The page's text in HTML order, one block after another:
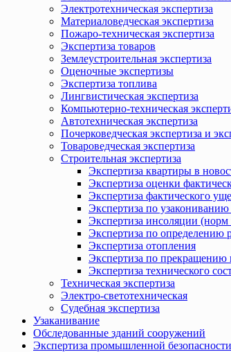
Электротехническая экспертиза
Материаловедческая экспертиза
Пожаро-техническая экспертиза
Экспертиза товаров
Землеустроительная экспертиза
Оценочные экспертизы
Экспертиза топлива
Лингвистическая экспертиза
Компьютерно-техническая
Автотехническая экспертиза
Почерковедческая экспертиза и
Товароведческая экспертиза
Строительная экспертиза
Экспертиза квартиры в
Экспертиза оценки
Экспертиза фактического
Экспертиза по
Экспертиза инсоляции
Экспертиза по определению
Экспертиза отопления
Экспертиза по прекращению
Экспертиза технического
Техническая экспертиза
Электро-светотехническая
Судебная экспертиза
Узаканивание
Обследованные зданий сооружений
Экспертиза промышленной безопасности